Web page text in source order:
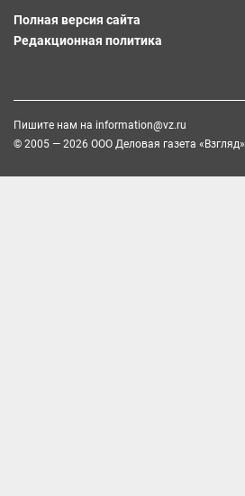
Полная версия сайта
Редакционная политика
Пишите нам на information@vz.ru
© 2005 — 2026 ООО Деловая газета «Взгляд»